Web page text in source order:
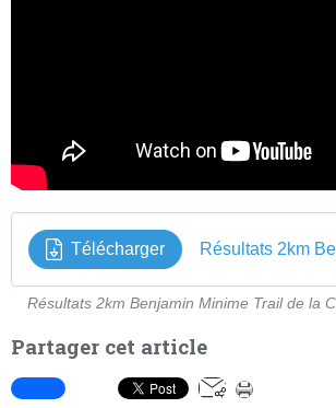
Télécharger
Résultats 2km Benjamin Minime Trail de la
Partager cet article